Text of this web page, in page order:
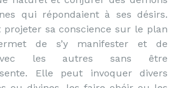
qui répondaient à ses désirs.
sa conscience sur le plan
de s’y manifester et de
les autres sans être
Elle peut invoquer divers